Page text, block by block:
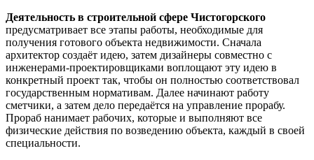
Деятельность в строительной сфере Чистогорского
предусматривает все этапы работы, необходимые для
получения готового объекта недвижимости. Сначала
архитектор создаёт идею, затем дизайнеры совместно с
инженерами-проектировщиками воплощают эту идею в
конкретный проект так, чтобы он полностью соответствовал
государственным нормативам. Далее начинают работу
сметчики, а затем дело передаётся на управление прорабу.
Прораб нанимает рабочих, которые и выполняют все
физические действия по возведению объекта, каждый в своей
специальности.